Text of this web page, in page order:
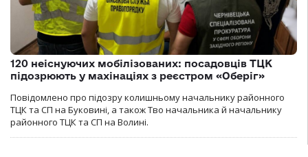
120 неіснуючих мобілізованих: посадовців ТЦК
підозрюють у махінаціях з реєстром «Оберіг»
Повідомлено про підозру колишньому начальнику районного
ТЦК та СП на Буковині, а також Тво начальника й начальнику
районного ТЦК та СП на Волині.